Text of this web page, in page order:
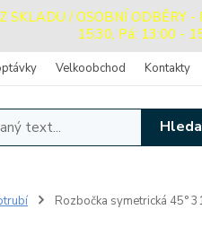
SKLADU / OSOBNÍ
15:30, Pá: 13:00 -
Velkoobchod Kontakty
Rozbočka symetrická 45°